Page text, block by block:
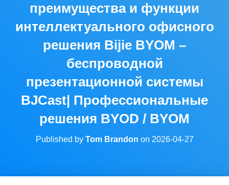
G
A
преимущества и функции
интеллектуального офисного
решения Bijie BYOM –
беспроводной
презентационной системы
BJCast| Профессиональные
решения BYOD / BYOM
Published by Tom Brandon on 2026-04-27